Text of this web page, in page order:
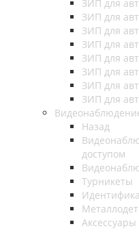
ЗИП для
ЗИП для
ЗИП для
ЗИП для
ЗИП для
ЗИП для
ЗИП для
ЗИП для
Назад
доступом
Турникеты
Аксессуары